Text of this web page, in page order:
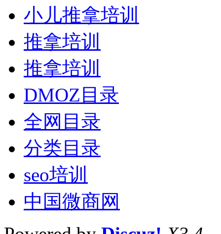
小儿推拿培训
推拿培训
推拿培训
DMOZ目录
全网目录
分类目录
seo培训
中国微商网